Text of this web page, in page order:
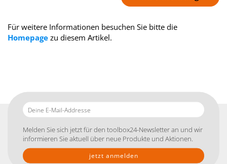
Für weitere Informationen besuchen Sie bitte die
Homepage zu diesem Artikel.
Deine
E-
Addresse
Melden Sie sich jetzt für den toolbox24-Newsletter an und wir
informieren Sie aktuell über neue Produkte und Aktionen.